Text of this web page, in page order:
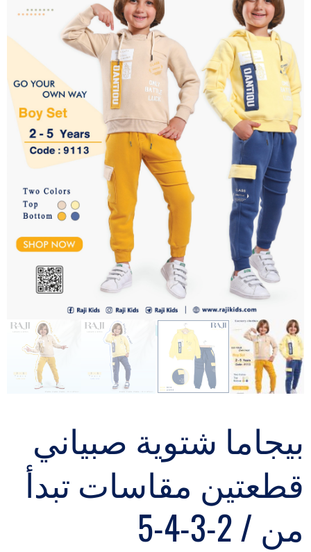
بيجاما شتوية صبياني
قطعتين مقاسات تبدأ
من / 2-3-4-5